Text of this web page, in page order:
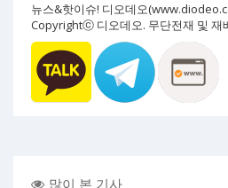
뉴스&핫이슈! 디오데오
Copyrightⓒ 디오데오. 무단전재 및 재
많이 본 기사